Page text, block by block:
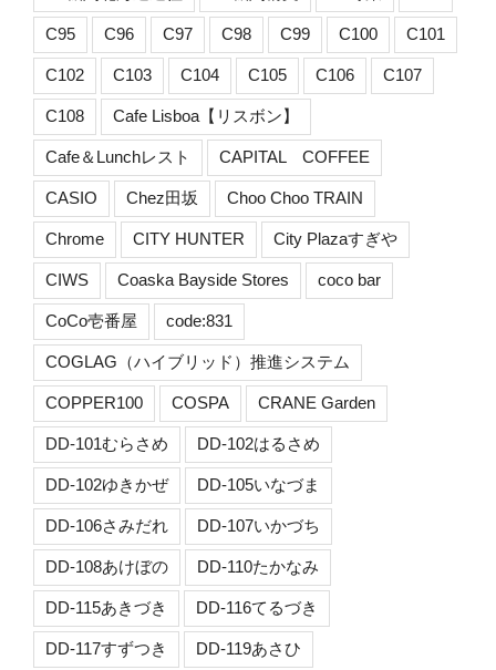
C95 C96 C97 C98 C99 C100 C101
C102 C103 C104 C105 C106 C107
C108 Cafe Lisboa【リスボン】
Cafe＆Lunchレスト CAPITAL COFFEE
CASIO Chez田坂 Choo Choo TRAIN
Chrome CITY HUNTER City Plazaすぎや
CIWS Coaska Bayside Stores coco bar
CoCo壱番屋 code:831
COGLAG（ハイブリッド）推進システム
COPPER100 COSPA CRANE Garden
DD-101むらさめ DD-102はるさめ
DD-102ゆきかぜ DD-105いなづま
DD-106さみだれ DD-107いかづち
DD-108あけぼの DD-110たかなみ
DD-115あきづき DD-116てるづき
DD-117すずつき DD-119あさひ